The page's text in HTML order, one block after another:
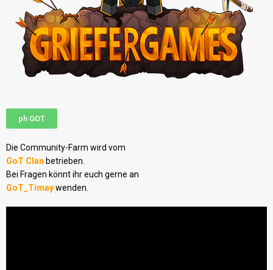
ph GOT
Die Community-Farm wird vom
GoT Clan betrieben.
Bei Fragen könnt ihr euch gerne an
GoT_Timaywenden.